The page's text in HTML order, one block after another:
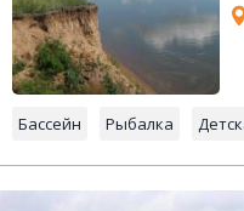
Бассейн Рыбалка